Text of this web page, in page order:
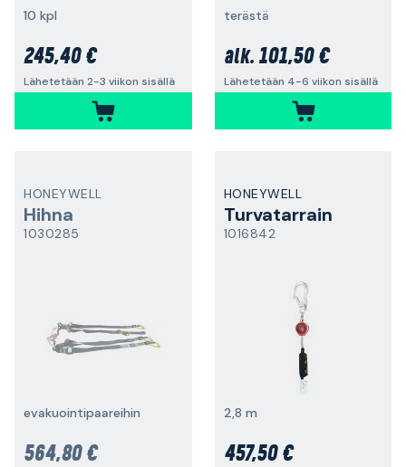
10 kpl
245,40 €
Lähetetään 2-3 viikon sisällä
terästä
alk. 101,50 €
Lähetetään 4-6 viikon sisällä
HONEYWELL
Hihna
1030285
evakuointipaareihin
564,80 €
HONEYWELL
Turvatarrain
1016842
2,8 m
457,50 €